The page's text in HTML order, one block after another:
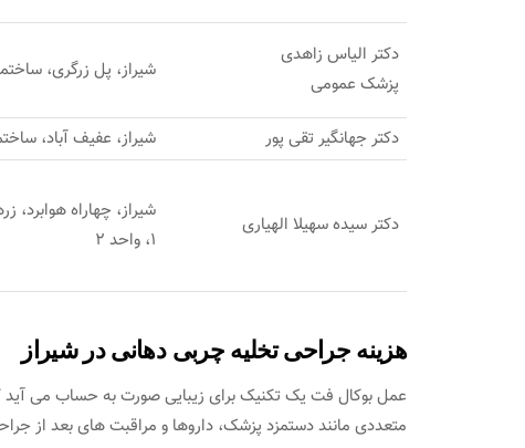
دکتر الیاس زاهدی
پزشک عمومی
شیراز، پل زرگری، ساختمان
دکتر جهانگیر تقی پور شیراز، عفیف آباد،
دکتر سیده سهیلا الهیاری
1، واحد 2
هزینه جراحی تخلیه چربی دهانی در شیراز
عمل بوکال فت یک تکنیک برای زیبایی صورت به حساب می آید
متعددی مانند دستمزد پزشک، داروها و مراقبت های بعد از